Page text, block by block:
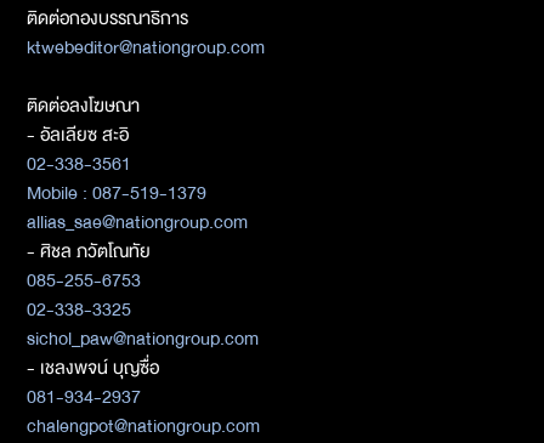
ติดต่อกองบรรณาธิการ
ktwebeditor@nationgroup.com
ติดต่อลงโฆษณา
- อัลเลียซ สะอิ
02-338-3561
Mobile : 087-519-1379
allias_sae@nationgroup.com
- ศิชล ภวัตโณทัย
085-255-6753
02-338-3325
sichol_paw@nationgroup.com
- เชลงพจน์ บุญซื่อ
081-934-2937
chalengpot@nationgroup.com